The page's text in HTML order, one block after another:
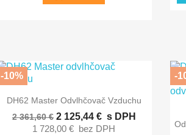
Rýchly náhľad
DH62 Master Odvlhčovač Vzduchu
2 361,60 € 2 125,44 € s DPH
1 728,00 € bez DPH
-10% -